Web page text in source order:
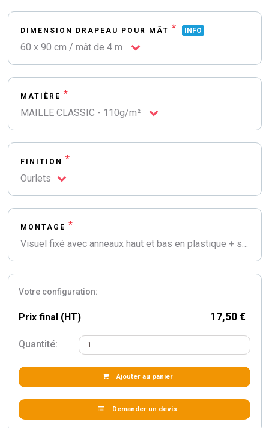
DIMENSION DRAPEAU POUR MÂT * INFO
60 x 90 cm / mât de 4 m
MATIÈRE *
MAILLE CLASSIC - 110g/m²
FINITION *
Ourlets
MONTAGE *
Votre configuration:
Prix final (HT) 17,50 €
Quantité:
Ajouter au panier
Demander un devis